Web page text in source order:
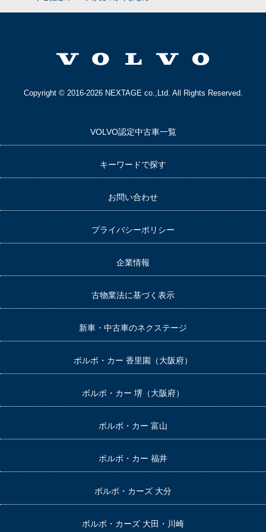
Copyright © 2016-2026 NEXTAGE co.,Ltd. All Rights Reserved.
VOLVO認定中古車一覧
キーワードで探す
お問い合わせ
プライバシーポリシー
企業情報
古物業法に基づく表示
新車・中古車のネクステージ
ボルボ・カー 香里園（大阪府）
ボルボ・カー 堺（大阪府）
ボルボ・カー 富山
ボルボ・カー 福井
ボルボ・カーズ 大分
ボルボ・カーズ 大田・川崎